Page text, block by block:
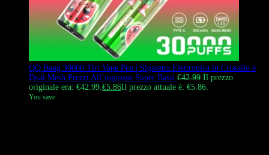
QQ Bang 30000 Tiri Vape Pen | Sigaretta Elettronica in Cristallo e
Dual Mesh Prezzi All’ingrosso Super Bassi €42.99 Il prezzo
originale era: €42.99.€5.86Il prezzo attuale è: €5.86.
You save